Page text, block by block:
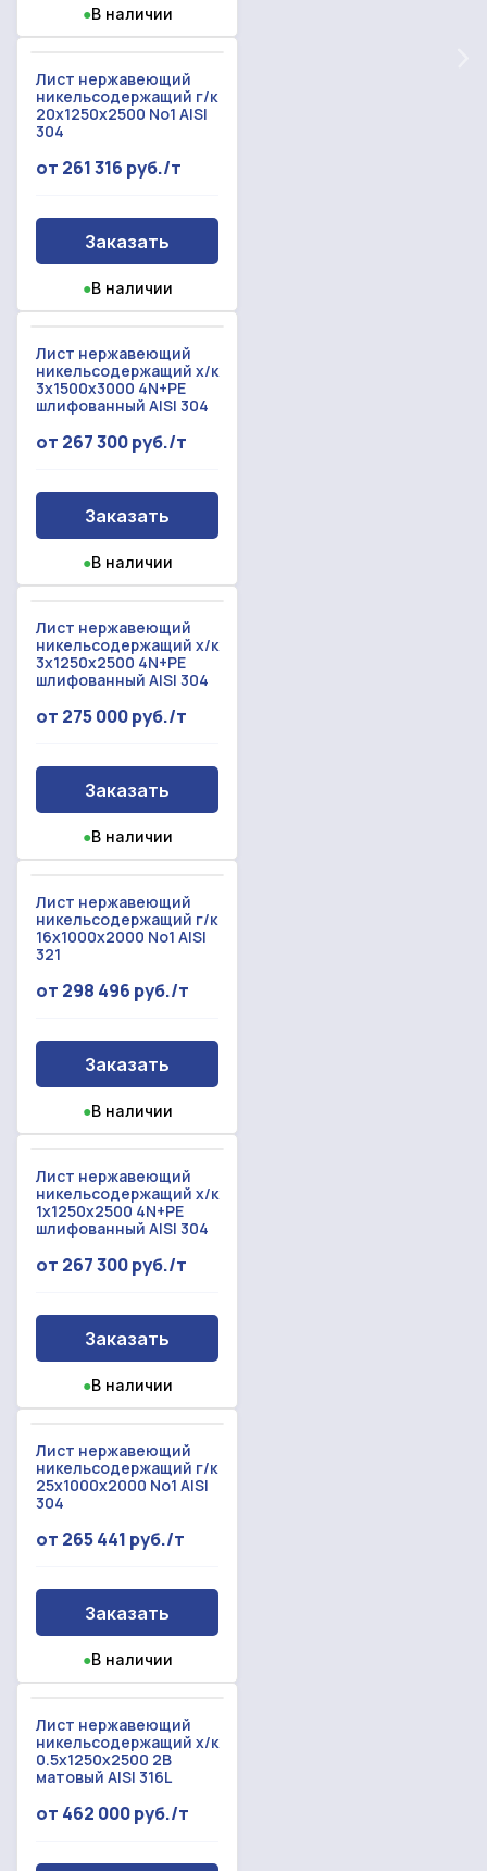
●В наличии
Лист нержавеющий
никельсодержащий г/к
20x1250x2500 No1 AISI
304
от 261 316 руб./т
Заказать
●В наличии
Лист нержавеющий
никельсодержащий х/к
3x1500x3000 4N+PE
шлифованный AISI 304
от 267 300 руб./т
Заказать
●В наличии
Лист нержавеющий
никельсодержащий х/к
3x1250x2500 4N+PE
шлифованный AISI 304
от 275 000 руб./т
Заказать
●В наличии
Лист нержавеющий
никельсодержащий г/к
16x1000x2000 No1 AISI
321
от 298 496 руб./т
Заказать
●В наличии
Лист нержавеющий
никельсодержащий х/к
1x1250x2500 4N+PE
шлифованный AISI 304
от 267 300 руб./т
Заказать
●В наличии
Лист нержавеющий
никельсодержащий г/к
25x1000x2000 No1 AISI
304
от 265 441 руб./т
Заказать
●В наличии
Лист нержавеющий
никельсодержащий х/к
0.5x1250x2500 2B
матовый AISI 316L
от 462 000 руб./т
Отправить запрос
Предоставим бесплатную консультацию по
нашим товарам и актуальным ценам на
Форма отправлена,
спасибо!
Форма не отправлена!